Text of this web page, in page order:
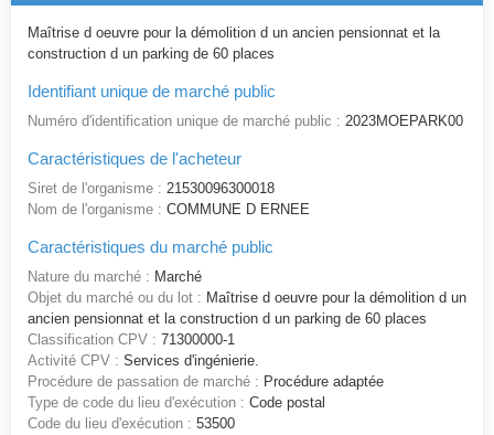
Maîtrise d oeuvre pour la démolition d un ancien pensionnat et la
construction d un parking de 60 places
Identifiant unique de marché public
Numéro d'identification unique de marché public : 2023MOEPARK00
Caractéristiques de l'acheteur
Siret de l'organisme : 21530096300018
Nom de l'organisme : COMMUNE D ERNEE
Caractéristiques du marché public
Nature du marché : Marché
Objet du marché ou du lot : Maîtrise d oeuvre pour la démolition d un
ancien pensionnat et la construction d un parking de 60 places
Classification CPV : 71300000-1
Activité CPV : Services d'ingénierie.
Procédure de passation de marché : Procédure adaptée
Type de code du lieu d'exécution : Code postal
Code du lieu d'exécution : 53500